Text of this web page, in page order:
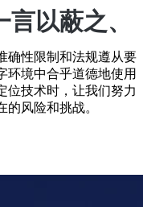
以蔽之、
确性限制和法规遵从要
环境中合乎道德地使用
位技术时，让我们努力
风险和挑战。